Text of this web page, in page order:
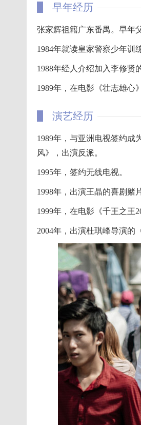
早年经历
张家辉祖籍广东番禺。早年
1984年就读皇家警察少年训
1988年经人介绍加入李修贤
1989年，在电影《壮志雄心
演艺经历
1989年，与亚洲电视签约成
风》，出演反派。
1995年，签约无线电视。
1998年，出演王晶的喜剧赌
1999年，在电影《千王之王
2004年，出演杜琪峰导演的